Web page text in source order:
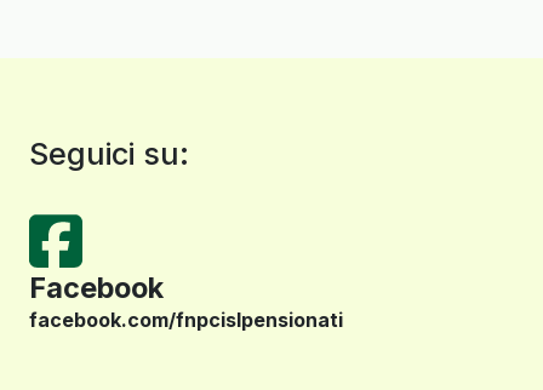
Seguici su:
Facebook
facebook.com/fnpcislpensionati